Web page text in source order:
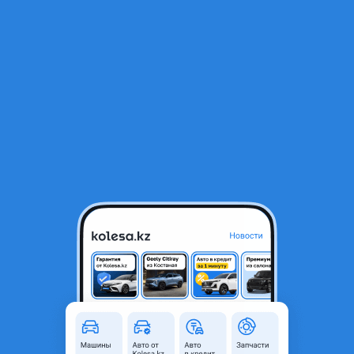
Зеркало Subaru BL, BP
Алматы, Алматинская